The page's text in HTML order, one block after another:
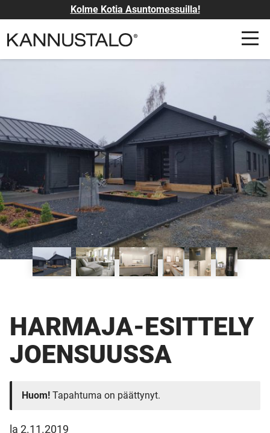
Kolme Kotia Asuntomessuilla!
HARMAJA-ESITTELY
JOENSUUSSA
Huom! Tapahtuma on päättynyt.
la 2.11.2019